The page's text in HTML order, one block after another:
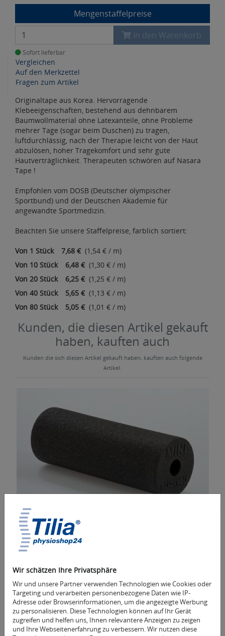
Wir schätzen Ihre Privatsphäre
Wir und unsere Partner verwenden Technologien wie Cookies oder
Targeting und verarbeiten personenbezogene Daten wie IP-
Adresse oder Browserinformationen, um die angezeigte Werbung
zu personalisieren. Diese Technologien können auf Ihr Gerät
zugreifen und helfen uns, Ihnen relevantere Anzeigen zu zeigen
und Ihre Webseitenerfahrung zu verbessern. Wir nutzen diese
Mengenstaffelpreise
In den Warenkorb
Sofort lieferbar
Vergleichen
Auf den Merkzettel
Fragen zum Artikel
Originaltape aus Korea. Hervorragende
Klebeeigenschaften, bestehend aus dehnbarem
Baumwollmaterial ohne Latexanteile, ohne Probleme
mehrer Tage (sogar beim Duschen) zu tragen,
luftdurchlässig, nach der Therapie leicht von der Haut
abzulösen, hoher Tragekomfort und sehr gute
Hautverträglichkeit. Therapeuten schwören auf Nasara
Tape !
Empfohlen vom DOSB (Deutscher olympischer
Sportbund) und der Deutschen Akademie für
angewandte Sportmedizin.
Beachten Sie unsere Staffelpreise, farblich sortiert:
Von 1 Stück 7,68 €(1,54 € / m)
Von 10 Stück
6,48 €(1,30 € / m)
Von 20 Stück
6,25 €(1,25 € / m)
Von 40 Stück
5,65 €(1,13 € / m)
Von 80 Stück
5,05 €(1,01 € / m)
Kunden, die diesen Artikel gekauft
haben, kauften auch
Kunden die sich diesen Artikel gekauft haben, kauften auch folgende
Artikel.
für den Therapeuten wie Sportler gleichermaßen
Mehr Informationen